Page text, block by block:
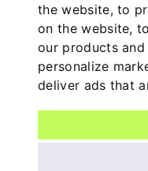
the website,to
on the website,
our products
personalize
deliver ads that